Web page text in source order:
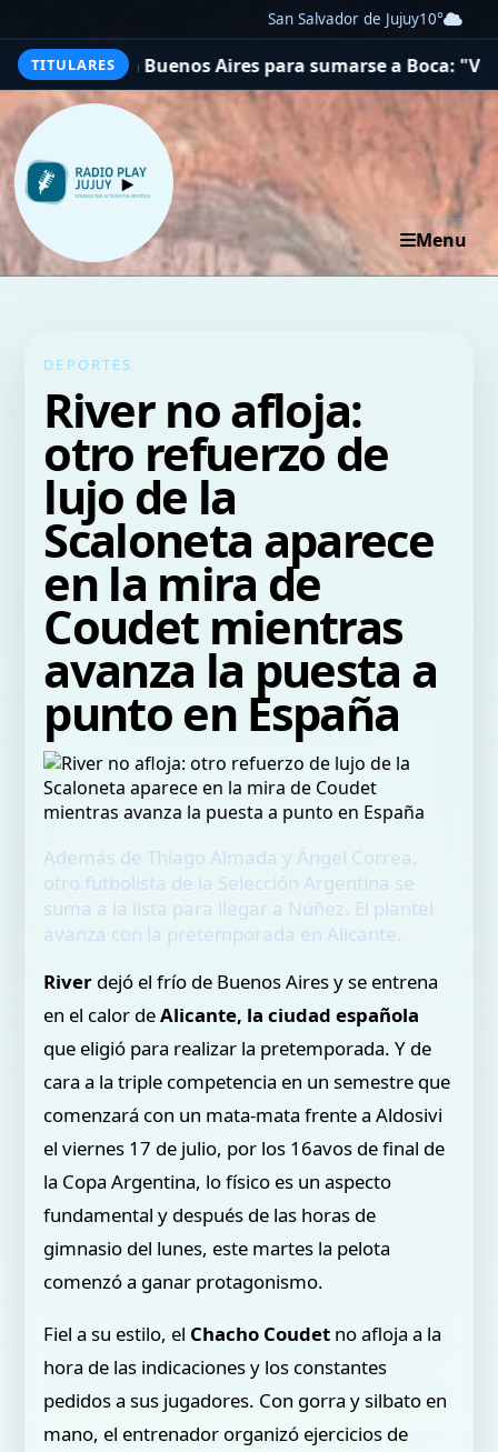
San Salvador de Jujuy10°
TITULARES
a Buenos Aires para sumarse a Boca: "Voy a dar
Menu
DEPORTES
River no afloja:
otro refuerzo de
lujo de la
Scaloneta aparece
en la mira de
Coudet mientras
avanza la puesta a
punto en España
Además de Thiago Almada y Ángel Correa,
otro futbolista de la Selección Argentina se
suma a la lista para llegar a Núñez. El plantel
avanza con la pretemporada en Alicante.
River dejó el frío de Buenos Aires y se entrena
en el calor deAlicante, la ciudad española
que eligió para realizar la pretemporada. Y de
cara a la triple competencia en un semestre que
comenzará con un mata-mata frente a Aldosivi
el viernes 17 de julio, por los 16avos de final de
la Copa Argentina, lo físico es un aspecto
fundamental y después de las horas de
gimnasio del lunes, este martes la pelota
comenzó a ganar protagonismo.
Fiel a su estilo, el Chacho Coudet no afloja a la
hora de las indicaciones y los constantes
pedidos a sus jugadores. Con gorra y silbato en
mano, el entrenador organizó ejercicios de